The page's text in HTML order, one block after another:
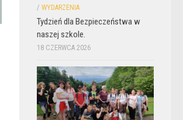
/ WYDARZENIA
Tydzień dla Bezpieczeństwa w
naszej szkole.
18 CZERWCA 2026